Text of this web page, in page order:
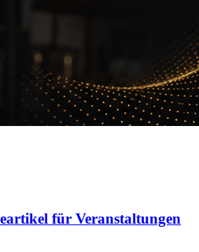
für Veranstaltungen